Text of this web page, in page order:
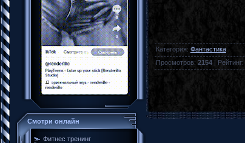
Смотри онлайн
Фитнес тренинг
Категория: Фантастика
Просмотров: 2154 | Рейтинг: